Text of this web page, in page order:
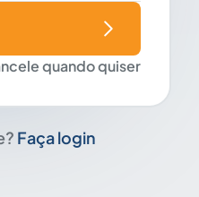
quando quiser
Faça login